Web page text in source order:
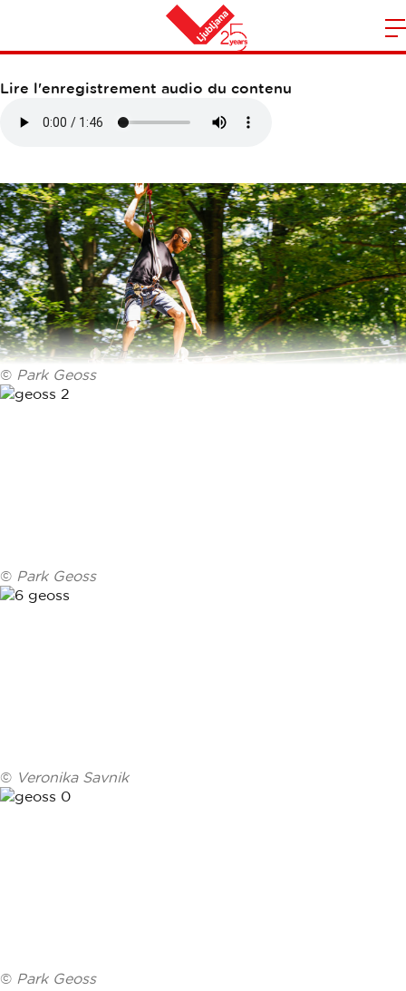
Maison
PARC AVENTURE GEOSS
Lire l'enregistrement audio du contenu
© Park Geoss
© Park Geoss
© Veronika Savnik
© Park Geoss